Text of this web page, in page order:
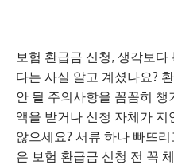
보험 환급금 신청, 생각보
다는 사실 알고 계셨나요?
안 될 주의사항을 꼼꼼히
액을 받거나 신청 자체가
않으세요? 서류 하나 빠뜨
은 보험 환급금 신청 전 꼭